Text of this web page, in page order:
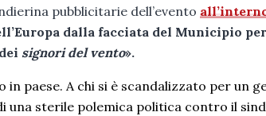
pubblicitarie dell’evento
dalla facciata del Municipio
signori del vento».
in paese. A chi si è scandalizzato per un
una sterile polemica politica contro il